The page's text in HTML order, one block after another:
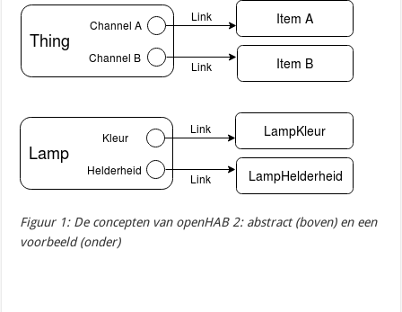
Figuur 1: De concepten van openHAB 2: abstract (boven) en een
voorbeeld (onder)